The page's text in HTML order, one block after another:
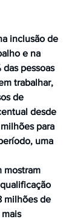
inclusão de
e na
das pessoas
trabalhar,
de
desde
para
uma
mostram
milhões de
mais